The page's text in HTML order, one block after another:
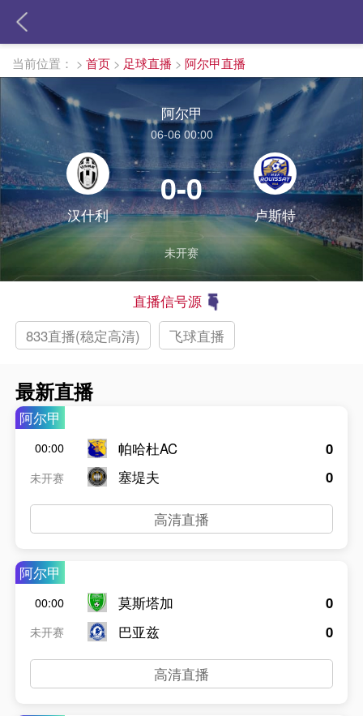
当前位置： > 首页 > 足球直播 > 阿尔甲直播
阿尔甲
06-06 00:00
汉什利
0-0
卢斯特
未开赛
直播信号源
833直播(稳定高清)
飞球直播
最新直播
阿尔甲
00:00
未开赛
帕哈杜AC
塞堤夫
0
0
高清直播
阿尔甲
00:00
未开赛
莫斯塔加
巴亚兹
0
0
高清直播